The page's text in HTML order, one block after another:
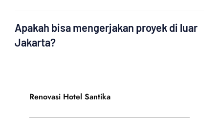
Apakah bisa mengerjakan proyek di luar
Jakarta?
Renovasi Hotel Santika